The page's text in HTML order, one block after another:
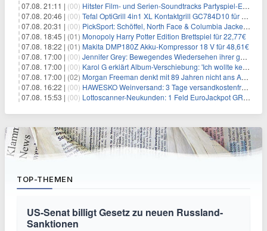
07.08. 21:11 | (00) Hitster Film- und Serien-Soundtracks Partyspiel-Erweiterung für 6,99€
07.08. 20:46 | (00) Tefal OptiGrill 4in1 XL Kontaktgrill GC784D10 für 239,99€
07.08. 20:31 | (00) PickSport: Schöffel, North Face & Columbia Jacken ab 39,60€
07.08. 18:45 | (01) Monopoly Harry Potter Edition Brettspiel für 22,77€
07.08. 18:22 | (01) Makita DMP180Z Akku-Kompressor 18 V für 48,61€
07.08. 17:00 | (00) Jennifer Grey: Bewegendes Wiedersehen ihrer geschiedenen Eltern kurz vor dem Tod ihrer Mutter
07.08. 17:00 | (00) Karol G erklärt Album-Verschiebung: 'Ich wollte keine persönliche Situation ausnutzen'
07.08. 17:00 | (02) Morgan Freeman denkt mit 89 Jahren nicht ans Aufhören
07.08. 16:22 | (00) HAWESKO Weinversand: 3 Tage versandkostenfrei bestellen (MBW 25€)
07.08. 15:53 | (00) Lottoscanner-Neukunden: 1 Feld EuroJackpot GRATIS spielen
TOP-THEMEN
US-Senat billigt Gesetz zu neuen Russland-
Sanktionen